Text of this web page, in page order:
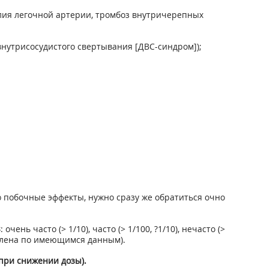
легочной артерии, тромбоз внутричерепных
свертывания [ДВС-синдром]);
эффекты, нужно сразу же обратиться очно
часто (> 1/10), часто (> 1/100, ?1/10), нечасто (>
по имеющимся данным).
снижении дозы).